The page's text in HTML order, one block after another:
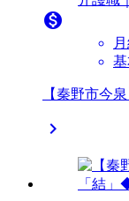

基
【秦野市今
